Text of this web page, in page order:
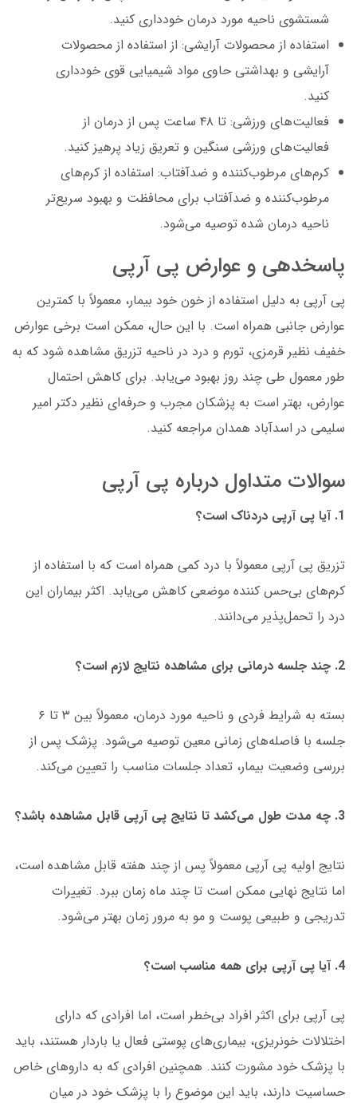
شستشوی ناحیه مورد درمان خودداری کنید.
استفاده از محصولات آرایشی: از استفاده از محصولات
آرایشی و بهداشتی حاوی مواد شیمیایی قوی خودداری
کنید.
فعالیت‌های ورزشی: تا ۴۸ ساعت پس از درمان از
فعالیت‌های ورزشی سنگین و تعریق زیاد پرهیز کنید.
کرم‌های مرطوب‌کننده و ضدآفتاب: استفاده از کرم‌های
مرطوب‌کننده و ضدآفتاب برای محافظت و بهبود سریع‌تر
ناحیه درمان شده توصیه می‌شود.
پاسخدهی و عوارض پی آرپی
پی آرپی به دلیل استفاده از خون خود بیمار، معمولاً با کمترین
عوارض جانبی همراه است. با این حال، ممکن است برخی عوارض
خفیف نظیر قرمزی، تورم و درد در ناحیه تزریق مشاهده شود که به
طور معمول طی چند روز بهبود می‌یابد. برای کاهش احتمال
عوارض، بهتر است به پزشکان مجرب و حرفه‌ای نظیر دکتر امیر
سلیمی در اسدآباد همدان مراجعه کنید.
سوالات متداول درباره پی آرپی
1. آیا پی آرپی دردناک است؟
تزریق پی آرپی معمولاً با درد کمی همراه است که با استفاده از
کرم‌های بی‌حس کننده موضعی کاهش می‌یابد. اکثر بیماران این
درد را تحمل‌پذیر می‌دانند.
2. چند جلسه درمانی برای مشاهده نتایج لازم است؟
بسته به شرایط فردی و ناحیه مورد درمان، معمولاً بین ۳ تا ۶
جلسه با فاصله‌های زمانی معین توصیه می‌شود. پزشک پس از
بررسی وضعیت بیمار، تعداد جلسات مناسب را تعیین می‌کند.
3. چه مدت طول می‌کشد تا نتایج پی آرپی قابل مشاهده باشد؟
نتایج اولیه پی آرپی معمولاً پس از چند هفته قابل مشاهده است،
اما نتایج نهایی ممکن است تا چند ماه زمان ببرد. تغییرات
تدریجی و طبیعی پوست و مو به مرور زمان بهتر می‌شود.
4. آیا پی آرپی برای همه مناسب است؟
پی آرپی برای اکثر افراد بی‌خطر است، اما افرادی که دارای
اختلالات خونریزی، بیماری‌های پوستی فعال یا باردار هستند، باید
با پزشک خود مشورت کنند. همچنین افرادی که به داروهای خاص
حساسیت دارند، باید این موضوع را با پزشک خود در میان